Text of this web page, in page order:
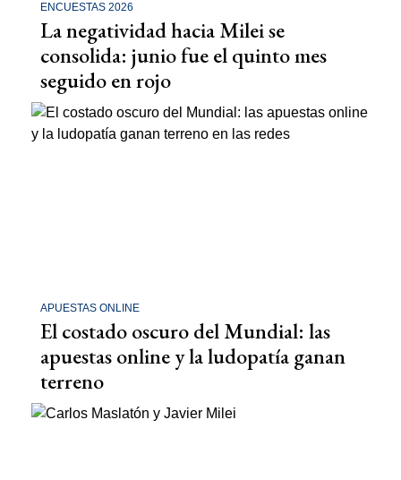
ENCUESTAS 2026
La negatividad hacia Milei se
consolida: junio fue el quinto mes
seguido en rojo
APUESTAS ONLINE
El costado oscuro del Mundial: las
apuestas online y la ludopatía ganan
terreno